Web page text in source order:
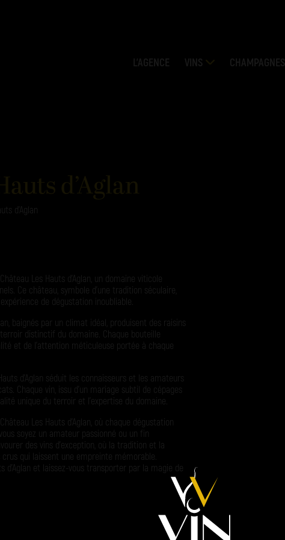
L’AGENCE VINS CHAMPAGNES
d’Aglan
Les Hauts d’Aglan, un domaine viticole
Ce château, symbole d’une tradition séculaire,
de dégustation inoubliable.
baignés par un climat idéal, produisent des raisins
distinctif du domaine. Chaque bouteille
et de l’attention méticuleuse portée à chaque
d’Aglan séduit les connaisseurs et les amateurs
Chaque vin, issu d’un mariage subtil de cépages
unique du terroir et l’expertise du domaine.
Les Hauts d’Aglan, où chaque dégustation
soyez un amateur passionné ou un fin
des vins d’exception, où la tradition et la
qui laissent une empreinte mémorable.
d’Aglan et laissez-vous transporter par la magie de